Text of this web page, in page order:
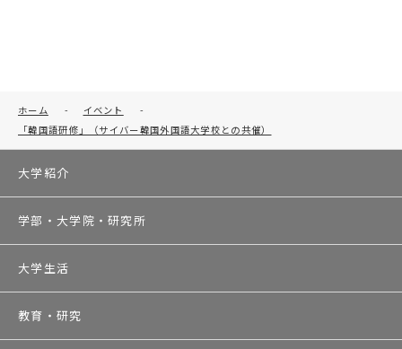
ホーム - イベント
-
「韓国語研修」（サイバー韓国外国語大学校との共催）
大学紹介
学部・大学院・研究所
大学生活
教育・研究